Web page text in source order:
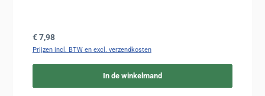
Normale prijs:
€ 7,98
Prijzen incl. BTW en excl. verzendkosten
In de winkelmand